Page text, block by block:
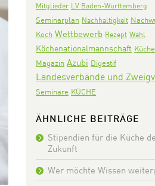
Mitglieder LV Baden-Württemberg
Seminarplan Nachhaltigkeit
Koch Wettbewerb Rezept Wahl
Köchenationalmannschaft
Magazin Azubi Digestif
Landesverbände und
Seminare KÜCHE
ÄHNLICHE BEITRÄGE
Stipendien für die Küche
Zukunft
Wer möchte Wissen